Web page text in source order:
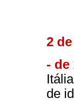
2
- de
de